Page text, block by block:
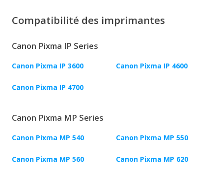
Compatibilité des imprimantes
Canon Pixma IP Series
Canon Pixma IP 3600 Canon Pixma IP 4600
Canon Pixma IP 4700
Canon Pixma MP Series
Canon Pixma MP 540 Canon Pixma MP 550
Canon Pixma MP 560 Canon Pixma MP 620